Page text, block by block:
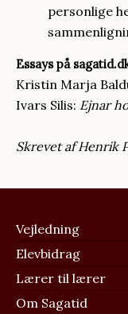
personlige
Essays på
Kristin Marja
Ivars Silis: Ejnar
Skrevet af Henrik
MENU
Vejledning
Elevbidrag
Lærer til lærer
Om Sagatid